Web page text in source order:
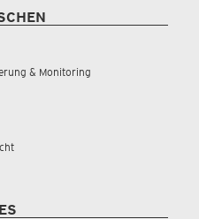
& Monitoring